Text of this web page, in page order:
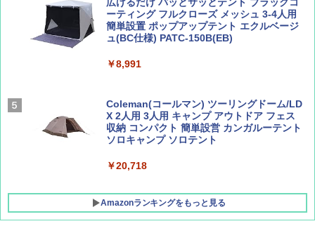
BE-PAL(ビ-パル) 2026年 9 月号【特別付録:
SOTO ミニマル"旅"財布 ランダム2種】
￥1,500
新しい日本地理 地図・統計・移動から読み
解く (講談社現代新書)
￥1,540
ーティング フルクローズ メッシュ 3-4人用
簡単設置 ポップアップテント エクルベージ
ュ(BC仕様) PATC-150B(EB)
￥8,991
Coleman(コールマン) ツーリングドーム/LD
X 2人用 3人用 キャンプ アウトドア フェス
収納 コンパクト 簡単設営 カンガルーテント
ソロキャンプ ソロテント
￥20,718
Amazonランキングをもっと見る